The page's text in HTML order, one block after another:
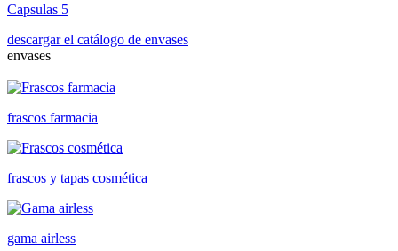
Capsulas 5
descargar el catálogo de envases
envases
frascos farmacia
frascos y tapas cosmética
gama airless